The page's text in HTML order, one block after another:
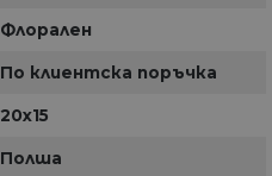
Флорален
По клиентска поръчка
20х15
Полша